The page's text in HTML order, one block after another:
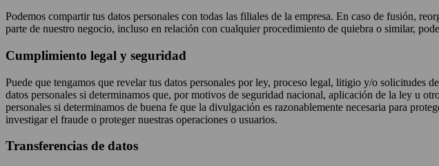
Podemos compartir tus datos personales con todas las filiales de la empresa. En caso de fusión,
parte de nuestro negocio, incluso en relación con cualquier procedimiento de quiebra o similar,
Cumplimiento legal y seguridad
Puede que tengamos que revelar tus datos personales por ley, proceso legal, litigio y/o solicitudes
datos personales si determinamos que, por motivos de seguridad nacional, aplicación de la ley u
personales si determinamos de buena fe que la divulgación es razonablemente necesaria para
investigar el fraude o proteger nuestras operaciones o usuarios.
Transferencias de datos